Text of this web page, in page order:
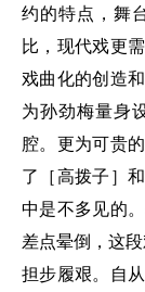
约的特点，舞
比，现代戏更
戏曲化的创造
为孙劲梅量身
腔。更为可贵
了［高拨子］
中是不多见的
差点晕倒，这
担步履艰。自